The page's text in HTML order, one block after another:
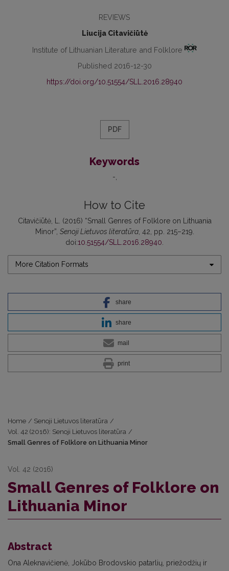
REVIEWS
Liucija Citavičiūtė
Institute of Lithuanian Literature and Folklore
Published 2016-12-30
https://doi.org/10.51554/SLL.2016.28940
PDF
Keywords
-
How to Cite
Citavičiūtė, L. (2016) “Small Genres of Folklore on Lithuania
Minor”, Senoji Lietuvos literatūra, 42, pp. 215–219.
doi:10.51554/SLL.2016.28940.
More Citation Formats
share
share
mail
print
Home / Senoji Lietuvos literatūra /
Vol. 42 (2016): Senoji Lietuvos literatūra /
Small Genres of Folklore on Lithuania Minor
Vol. 42 (2016)
Small Genres of Folklore on
Lithuania Minor
Abstract
Ona Aleknavičienė, Jokūbo Brodovskio patarlių, priežodžių ir